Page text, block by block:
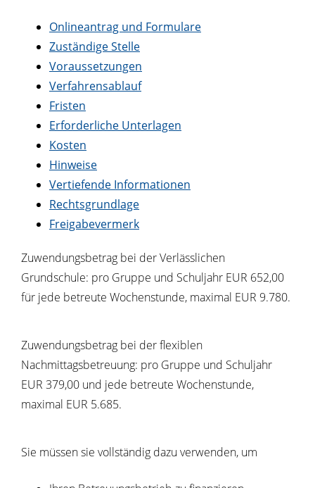
Onlineantrag und Formulare
Zuständige Stelle
Voraussetzungen
Verfahrensablauf
Fristen
Erforderliche Unterlagen
Kosten
Hinweise
Vertiefende Informationen
Rechtsgrundlage
Freigabevermerk
Zuwendungsbetrag bei der Verlässlichen
Grundschule: pro Gruppe und Schuljahr EUR 652,00
für jede betreute Wochenstunde, maximal EUR 9.780.
Zuwendungsbetrag bei der flexiblen
Nachmittagsbetreuung: pro Gruppe und Schuljahr
EUR 379,00 und jede betreute Wochenstunde,
maximal EUR 5.685.
Sie müssen sie vollständig dazu verwenden, um